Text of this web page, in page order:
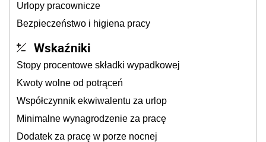
Urlopy pracownicze
Bezpieczeństwo i higiena pracy
Wskaźniki
Stopy procentowe składki wypadkowej
Kwoty wolne od potrąceń
Współczynnik ekwiwalentu za urlop
Minimalne wynagrodzenie za pracę
Dodatek za pracę w porze nocnej